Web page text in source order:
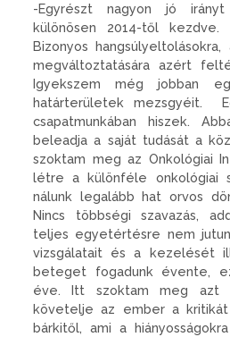
-Egyrészt nagyon jó
különösen 2014-től
Bizonyos
megváltoztatására azért
Igyekszem még jobban
határterületek mezsgyéit.
csapatmunkában hiszek.
beleadja a saját tudását a
szoktam meg az Onkológiai
létre a különféle onkológiai
nálunk legalább hat orvos
Nincs többségi szavazás,
teljes egyetértésre nem
vizsgálatait és a kezelését
beteget fogadunk évente,
éve. Itt szoktam meg azt
követelje az ember a kritikát
bárkitől, ami a